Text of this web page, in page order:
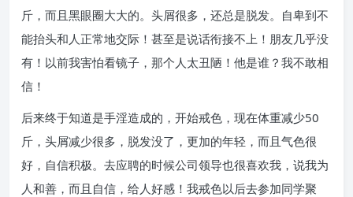
斤，而且黑眼圈大大的。头屑很多，还总是脱发。自卑到不
能抬头和人正常地交际！甚至是说话衔接不上！朋友几乎没
有！以前我害怕看镜子，那个人太丑陋！他是谁？我不敢相
信！
后来终于知道是手淫造成的，开始戒色，现在体重减少50
斤，头屑减少很多，脱发没了，更加的年轻，而且气色很
好，自信积极。去应聘的时候公司领导也很喜欢我，说我为
人和善，而且自信，给人好感！我戒色以后去参加同学聚